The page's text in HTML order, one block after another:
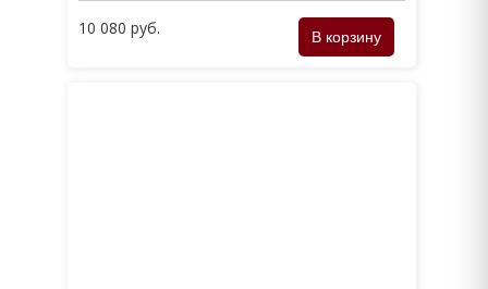
10 080 руб.